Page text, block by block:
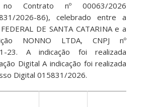
no Contrato nº 00063/2026
2026-86), celebrado entre a
DE SANTA CATARINA e a
NONNO LTDA, CNPJ nº
23. A indicação foi realizada
Digital A indicação foi realizada
Digital 015831/2026.